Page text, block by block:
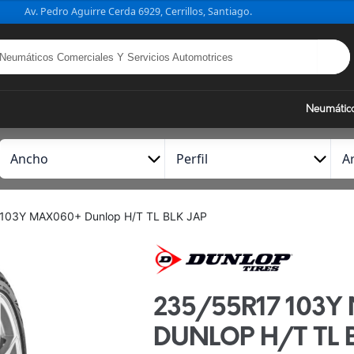
Av. Pedro Aguirre Cerda 6929, Cerrillos, Santiago.
c
o
r
i
o
MAX060+ Dunlop H/T TL BLK JAP
235/55R17
DUNLOP H/T TL